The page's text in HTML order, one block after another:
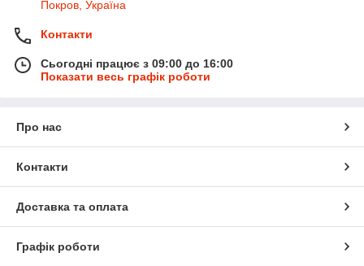
Покров, Україна
Контакти
Сьогодні працює з 09:00 до 16:00
Показати весь графік роботи
Про нас
Контакти
Доставка та оплата
Графік роботи